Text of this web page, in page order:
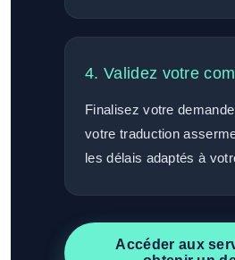
4. Validez votre
Finalisez votre
votre traduction
les délais adaptés à
Accéder aux